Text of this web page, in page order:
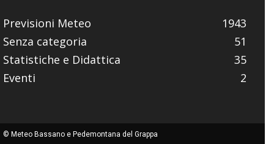
Previsioni Meteo
1943
Senza categoria
51
Statistiche e Didattica
35
Eventi
2
© Meteo Bassano e Pedemontana del Grappa